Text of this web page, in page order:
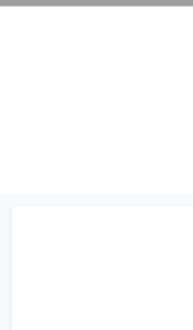
های محصول را